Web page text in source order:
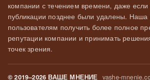
компании с течением времени, даже если
публикации позднее были удалены.
пользователям получить более полное
репутации компании и принимать
точек зрения.
© 2019–2026 ВАШЕ МНЕНИЕ vashe-